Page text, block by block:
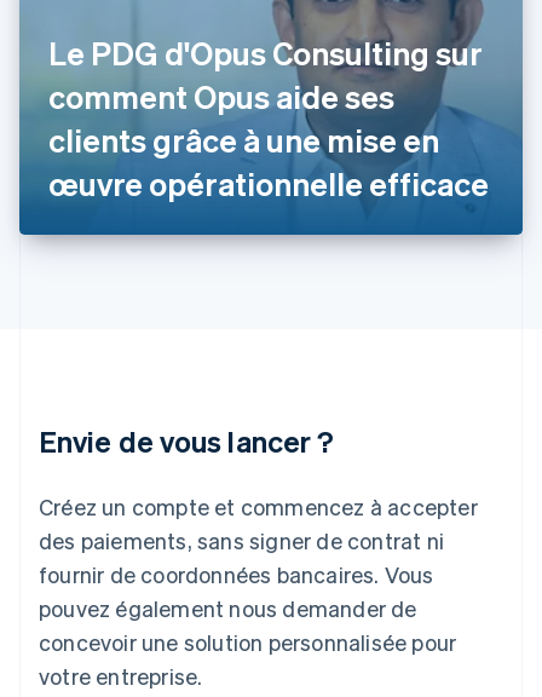
Le PDG d'Opus Consulting sur
comment Opus aide ses
clients grâce à une mise en
œuvre opérationnelle efficace
Envie de vous lancer ?
Créez un compte et commencez à accepter
des paiements, sans signer de contrat ni
fournir de coordonnées bancaires. Vous
pouvez également nous demander de
concevoir une solution personnalisée pour
votre entreprise.
English
Grèce
English
English
English
English
Deutsch English
Luxembourg
FrançaisDeutsch English
Malaisie
English 简体中文
Malte
English
EspañolEnglish